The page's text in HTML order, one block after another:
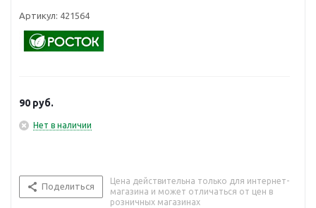
Артикул: 421564
90 руб.
Нет в наличии
Поделиться
Цена действительна только для интернет-
магазина и может отличаться от цен в
розничных магазинах